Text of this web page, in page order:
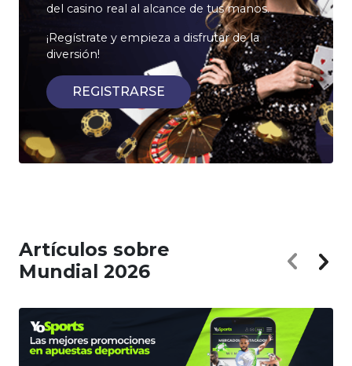
del casino real al alcance de tus manos.
¡Regístrate y empieza a disfrutar de la
diversión!
REGISTRARSE
Artículos sobre
Mundial 2026